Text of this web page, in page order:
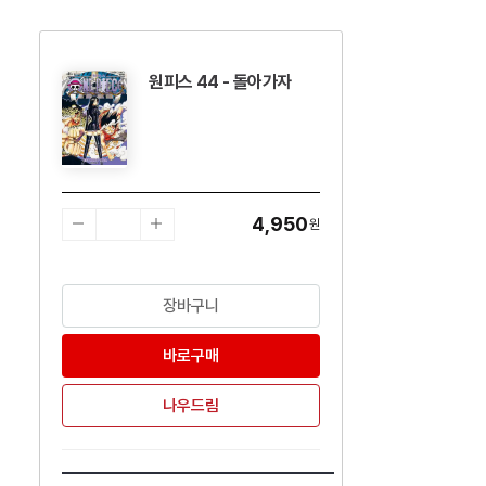
원피스 44 - 돌아가자
4,950원
장바구니
바로구매
나우드림